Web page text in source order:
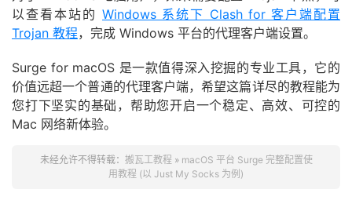
以查看本站的 Windows 系统下 Clash for 客户端配置
Trojan 教程，完成 Windows 平台的代理客户端设置。
Surge for macOS 是一款值得深入挖掘的专业工具，它的
价值远超一个普通的代理客户端，希望这篇详尽的教程能为
您打下坚实的基础，帮助您开启一个稳定、高效、可控的
Mac 网络新体验。
未经允许不得转载： 搬瓦工教程 » macOS 平台 Surge 完整配置使
用教程 (以 Just My Socks 为例)